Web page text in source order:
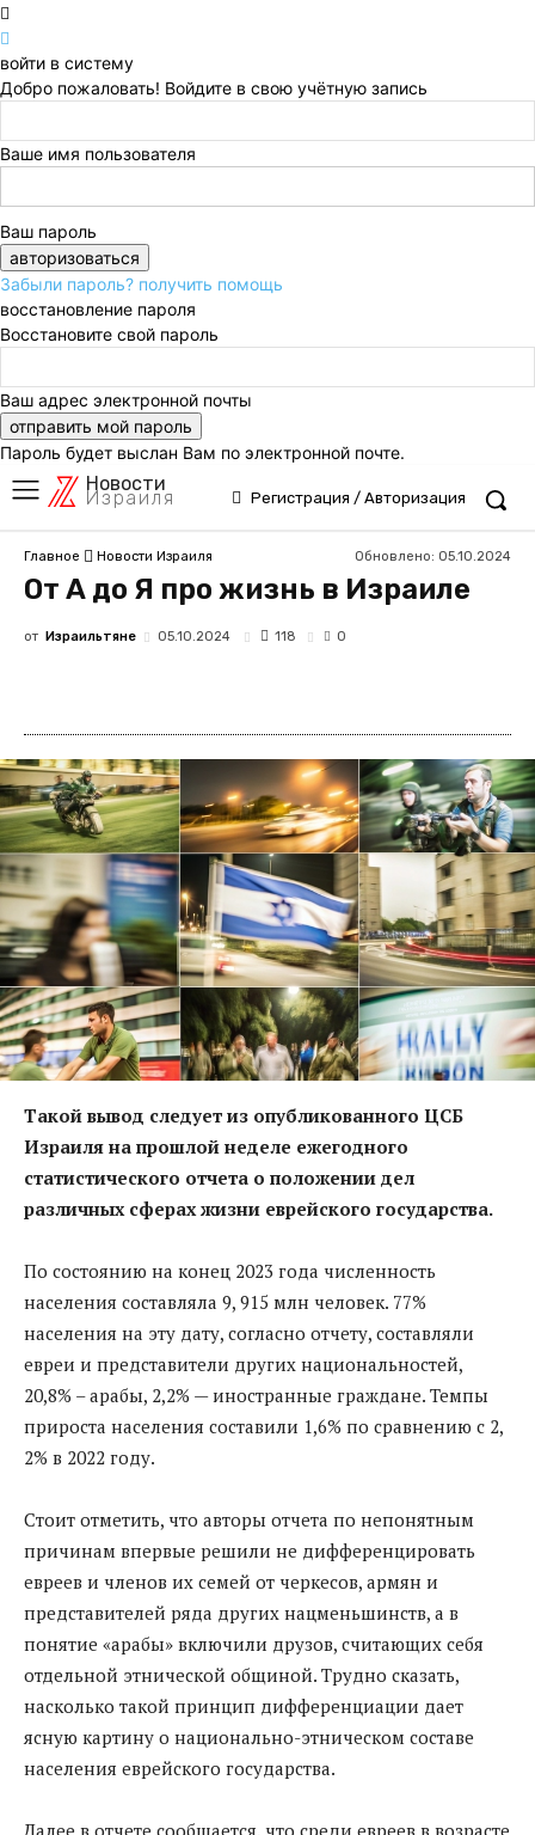
войти в систему
Добро пожаловать! Войдите в свою учётную запись
Ваше имя пользователя
Ваш пароль
Забыли пароль? получить помощь
восстановление пароля
Восстановите свой пароль
Ваш адрес электронной почты
Пароль будет выслан Вам по электронной почте.
Новости
Израиля Регистрация / Авторизация
Главное Новости Израиля Обновлено: 05.10.2024
От А до Я про жизнь в Израиле
от Израильтяне 05.10.2024 118 0
Такой вывод следует из опубликованного ЦСБ
Израиля на прошлой неделе ежегодного
статистического отчета о положении дел
различных сферах жизни еврейского государства.
По состоянию на конец 2023 года численность
населения составляла 9, 915 млн человек. 77%
населения на эту дату, согласно отчету, составляли
евреи и представители других национальностей,
20,8% – арабы, 2,2% — иностранные граждане. Темпы
прироста населения составили 1,6% по сравнению с 2,
2% в 2022 году.
Стоит отметить, что авторы отчета по непонятным
причинам впервые решили не дифференцировать
евреев и членов их семей от черкесов, армян и
представителей ряда других нацменьшинств, а в
понятие «арабы» включили друзов, считающих себя
отдельной этнической общиной. Трудно сказать,
насколько такой принцип дифференциации дает
ясную картину о национально-этническом составе
населения еврейского государства.
Далее в отчете сообщается, что среди евреев в возрасте